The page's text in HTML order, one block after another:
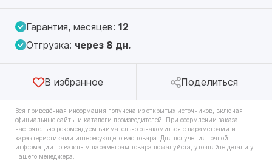
Гарантия, месяцев: 12
Отгрузка: через 8 дн.
В избранное Поделиться
Вся приведённая информация получена из открытых источников, включая
официальные сайты и каталоги производителей. При оформлении заказа
настоятельно рекомендуем внимательно ознакомиться с параметрами и
характеристиками интересующего вас товара. Для получения точной
информации по важным параметрам товара пожалуйста, уточняйте детали у
нашего менеджера.